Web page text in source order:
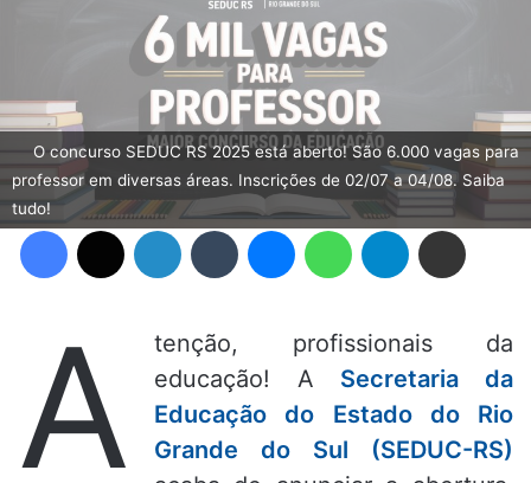
O concurso SEDUC RS 2025 está aberto! São 6.000 vagas para
professor em diversas áreas. Inscrições de 02/07 a 04/08. Saiba
tudo!
Facebook X Linkedin Tumblr Messenger WhatsApp Telegram Compartilhar via e-mail
A
tenção, profissionais da
educação! A Secretaria da
Educação do Estado do Rio
Grande do Sul (SEDUC-RS)